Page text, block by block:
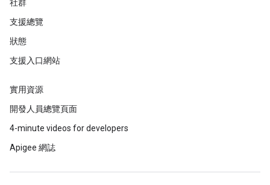
社群
支援總覽
狀態
支援入口網站
實用資源
開發人員總覽頁面
4-minute videos for developers
Apigee 網誌